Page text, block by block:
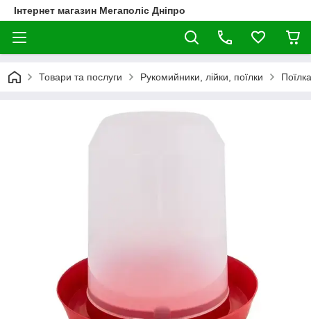
Інтернет магазин Мегаполіс Дніпро
Товари та послуги Рукомийники, лійки, поїлки